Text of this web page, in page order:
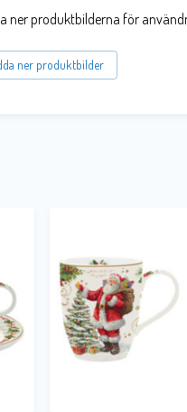
ner produktbilderna för
ner produktbilder